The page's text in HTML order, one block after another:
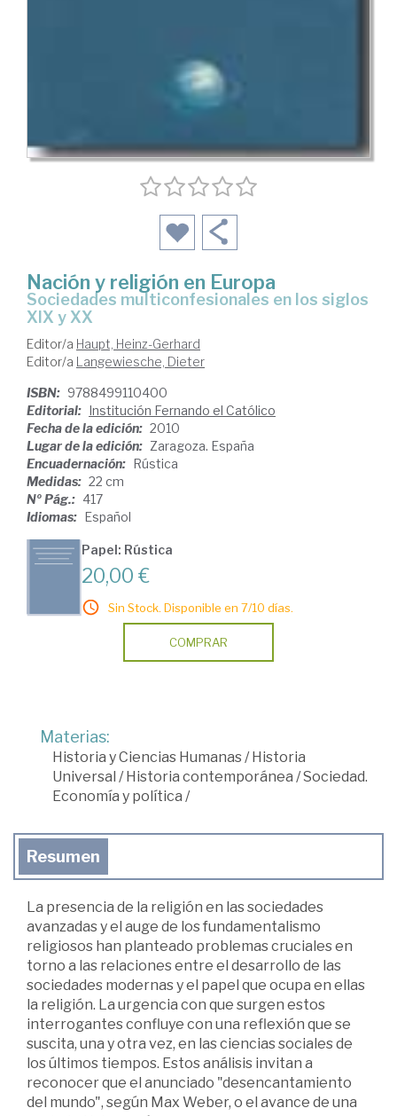
Nación y religión en Europa
sociedades multiconfesionales en los siglos
XIX y XX
Editor/a Haupt, Heinz-Gerhard
Editor/a Langewiesche, Dieter
ISBN: 9788499110400
Editorial: Institución Fernando el Católico
Fecha de la edición: 2010
Lugar de la edición: Zaragoza. España
Encuadernación: Rústica
Medidas: 22 cm
Nº Pág.: 417
Idiomas: Español
Papel: Rústica
20,00 €
Sin Stock. Disponible en 7/10 días.
COMPRAR
Materias:
Historia y Ciencias Humanas/Historia
Universal /Historia contemporánea /Sociedad.
Economía y política /
Resumen
La presencia de la religión en las sociedades
avanzadas y el auge de los fundamentalismo
religiosos han planteado problemas cruciales en
torno a las relaciones entre el desarrollo de las
sociedades modernas y el papel que ocupa en ellas
la religión. La urgencia con que surgen estos
interrogantes confluye con una reflexión que se
suscita, una y otra vez, en las ciencias sociales de
los últimos tiempos. Estos análisis invitan a
reconocer que el anunciado "desencantamiento
del mundo", según Max Weber, o el avance de una